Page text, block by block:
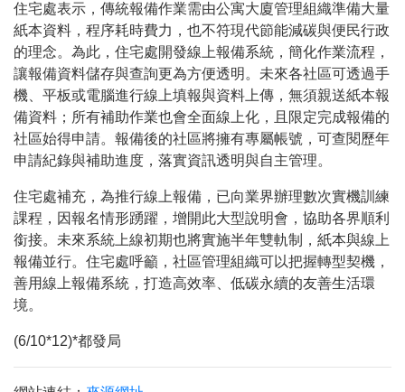
住宅處表示，傳統報備作業需由公寓大廈管理組織準備大量
紙本資料，程序耗時費力，也不符現代節能減碳與便民行政
的理念。為此，住宅處開發線上報備系統，簡化作業流程，
讓報備資料儲存與查詢更為方便透明。未來各社區可透過手
機、平板或電腦進行線上填報與資料上傳，無須親送紙本報
備資料；所有補助作業也會全面線上化，且限定完成報備的
社區始得申請。報備後的社區將擁有專屬帳號，可查閱歷年
申請紀錄與補助進度，落實資訊透明與自主管理。
住宅處補充，為推行線上報備，已向業界辦理數次實機訓練
課程，因報名情形踴躍，增開此大型說明會，協助各界順利
銜接。未來系統上線初期也將實施半年雙軌制，紙本與線上
報備並行。住宅處呼籲，社區管理組織可以把握轉型契機，
善用線上報備系統，打造高效率、低碳永續的友善生活環
境。
(6/10*12)*都發局